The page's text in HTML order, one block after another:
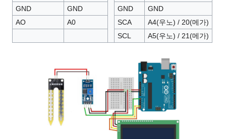
GND
GND GND
GND
AO
A0 SCA
A4(우노) / 20(메가)
SCL
A5(우노) / 21(메가)